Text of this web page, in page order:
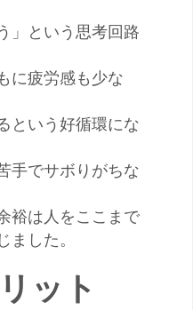
」という思考回路
に疲労感も少な
という好循環にな
手でサボりがちな
裕は人をここまで
ました。
ット